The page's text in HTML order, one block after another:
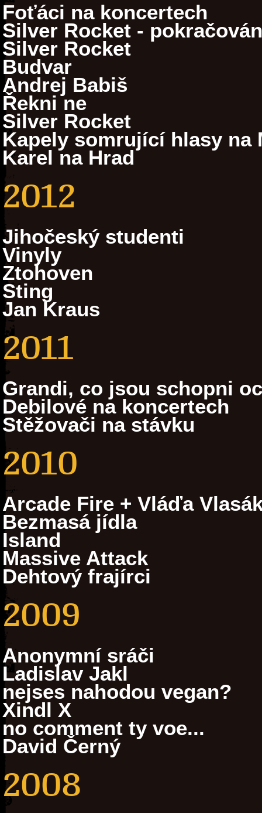
Foťáci na koncertech
Silver Rocket -
Silver Rocket
Budvar
Andrej Babiš
Řekni ne
Silver Rocket
Kapely somrující hlasy na
Karel na Hrad
2012
Jihočeský studenti
Vinyly
Ztohoven
Sting
Jan Kraus
2011
Grandi, co jsou schopni
Debilové na koncertech
Stěžovači na stávku
2010
Arcade Fire + Vláďa
Bezmasá jídla
Island
Massive Attack
Dehtový frajírci
2009
Anonymní sráči
Ladislav Jakl
nejses nahodou vegan?
Xindl X
no comment ty voe...
David Černý
2008